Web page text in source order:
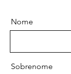
Nome
Sobrenome